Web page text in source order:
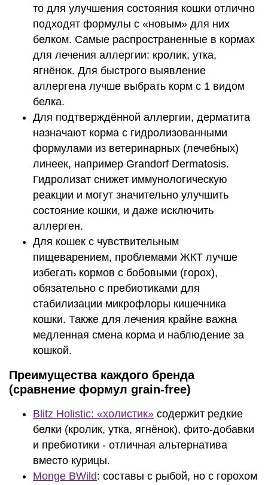
то для улучшения состояния кошки отлично
подходят формулы с «новым» для них
белком. Самые распространенные в кормах
для лечения аллергии: кролик, утка,
ягнёнок. Для быстрого выявление
аллергена лучше выбрать корм с 1 видом
белка.
Для подтверждённой аллергии, дерматита
назначают корма с гидролизованными
формулами из ветеринарных (лечебных)
линеек, например Grandorf Dermatosis.
Гидролизат снижет иммунологическую
реакции и могут значительно улучшить
состояние кошки, и даже исключить
аллерген.
Для кошек с чувствительным
пищеварением, проблемами ЖКТ лучше
избегать кормов с бобовыми (горох),
обязательно с пребиотиками для
стабилизации микрофлоры кишечника
кошки. Также для лечения крайне важна
медленная смена корма и наблюдение за
кошкой.
Преимущества каждого бренда
(сравнение формул grain-free)
Blitz Holistic: «холистик» содержит редкие
белки (кролик, утка, ягнёнок), фито‑добавки
и пребиотики - отличная альтернатива
вместо курицы.
Monge BWild: составы с рыбой, но с горохом